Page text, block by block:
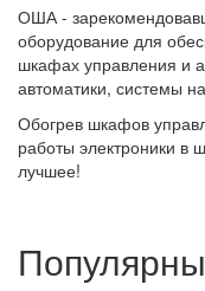
ОША -
оборудование для
шкафах управления и
автоматики, системы
Обогрев шкафов
работы электроники
лучшее!